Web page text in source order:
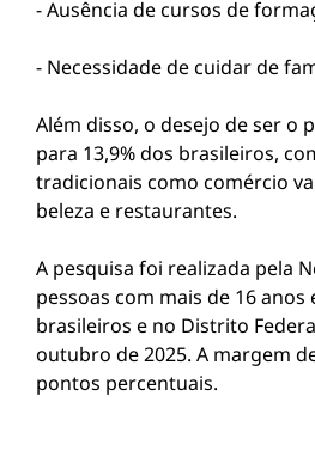
- Ausência de cursos de
- Necessidade de cuidar de
Além disso, o desejo de ser o
para 13,9% dos brasileiros,
tradicionais como comércio
beleza e restaurantes.
A pesquisa foi realizada pela
pessoas com mais de 16
brasileiros e no Distrito
outubro de 2025. A margem
pontos percentuais.